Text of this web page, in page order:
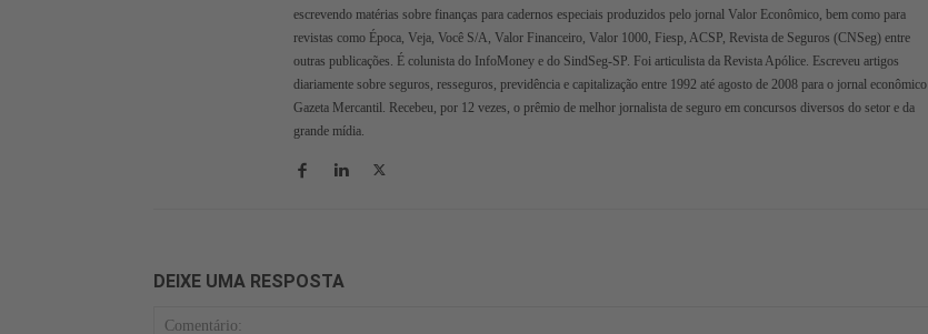
escrevendo matérias sobre finanças para cadernos especiais produzidos pelo jornal Valor Econômico, bem como para
revistas como Época, Veja, Você S/A, Valor Financeiro, Valor 1000, Fiesp, ACSP, Revista de Seguros (CNSeg) entre
outras publicações. É colunista do InfoMoney e do SindSeg-SP. Foi articulista da Revista Apólice. Escreveu artigos
diariamente sobre seguros, resseguros, previdência e capitalização entre 1992 até agosto de 2008 para o jornal econômico
Gazeta Mercantil. Recebeu, por 12 vezes, o prêmio de melhor jornalista de seguro em concursos diversos do setor e da
grande mídia.
DEIXE UMA RESPOSTA